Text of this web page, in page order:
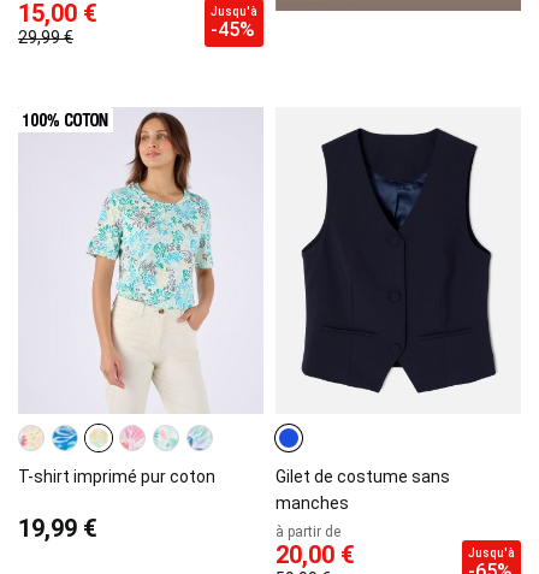
15,00 €
29,99 €
Jusqu'à
-45%
T-shirt imprimé pur coton
19,99 €
Gilet de costume sans
manches
à partir de
20,00 € Jusqu'à